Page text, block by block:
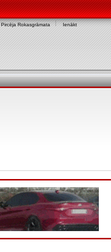
Pircēja Rokasgrāmata Ienākt